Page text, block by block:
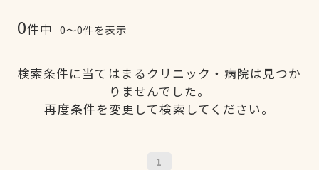
0件中 0〜0件を表示
検索条件に当てはまるクリニック・病院は見つか
りませんでした。
再度条件を変更して検索してください。
1